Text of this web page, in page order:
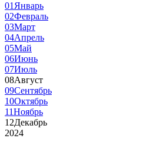
01 Январь
02Февраль
03Март
04Апрель
05Май
06Июнь
07Июль
08Август
09Сентябрь
10Октябрь
11Ноябрь
12Декабрь
2024